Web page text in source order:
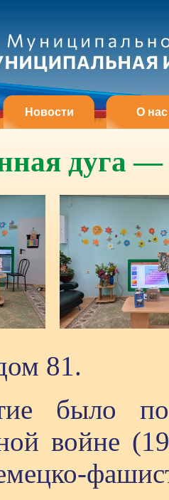
Новости О нас
дуга —
81.
было
войне